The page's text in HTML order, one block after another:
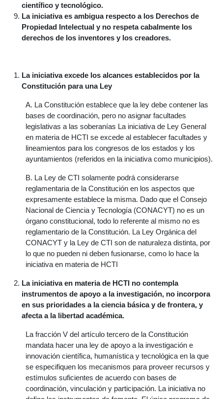
científico y tecnológico.
La iniciativa es ambigua respecto a los Derechos de
Propiedad Intelectual y no respeta cabalmente los
derechos de los inventores y los creadores.
La iniciativa excede los alcances establecidos por la
Constitución para una Ley
A. La Constitución establece que la ley debe contener las
bases de coordinación, pero no asignar facultades
legislativas a las soberanías La iniciativa de Ley General
en materia de HCTI se excede al establecer facultades y
lineamientos para los congresos de los estados y los
ayuntamientos (referidos en la iniciativa como municipios).
B. La Ley de CTI solamente podrá considerarse
reglamentaria de la Constitución en los aspectos que
expresamente establece la misma. Dado que el Consejo
Nacional de Ciencia y Tecnología (CONACYT) no es un
órgano constitucional, todo lo referente al mismo no es
reglamentario de la Constitución. La Ley Orgánica del
CONACYT y la Ley de CTI son de naturaleza distinta, por
lo que no pueden ni deben fusionarse, como lo hace la
iniciativa en materia de HCTI
La iniciativa en materia de HCTI no contempla
instrumentos de apoyo a la investigación, no incorpora
en sus prioridades a la ciencia básica y de frontera, y
afecta a la libertad académica.
La fracción V del artículo tercero de la Constitución
mandata hacer una ley de apoyo a la investigación e
innovación científica, humanística y tecnológica en la que
se especifiquen los mecanismos para proveer recursos y
estímulos suficientes de acuerdo con bases de
coordinación, vinculación y participación. La iniciativa no